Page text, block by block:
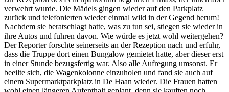
verwehrt wurde. Die Mädels gingen wieder auf den Parkplatz
zurück und telefonierten wieder einmal wild in der Gegend herum!
Nachdem sie beratschlagt hatte, was zu tun sei, stiegen sie wieder in
ihre Autos und fuhren davon. Wie würde es jetzt wohl weitergehen?
Der Reporter forschte seinerseits an der Rezeption nach und erfuhr,
dass die Truppe dort einen Bungalow gemietet hatte, aber dieser erst
in einer Stunde bezugsfertig war. Also alle Aufregung umsonst. Er
beeilte sich, die Wagenkolonne einzuholen und fand sie auch auf
einem Supermarktparkplatz in De Haan wieder. Die Frauen hatten